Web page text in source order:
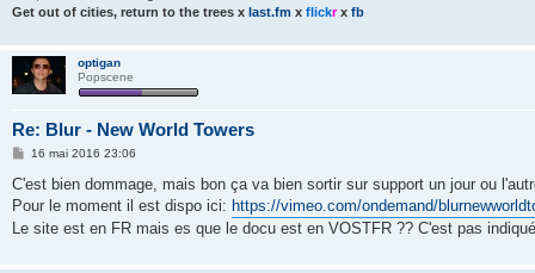
Get out of cities, return to the trees x last.fm x flickrx fb
optigan
Popscene
Re: Blur - New World Towers
M
s
a
g
e
16 mai 2016 23:06
C'est bien dommage, mais bon ça va bien sortir sur support un jour ou
Pour le moment il est dispo ici: https://vimeo.com/ondemand/
Le site est en FR mais es que le docu est en VOSTFR ?? C'est pas